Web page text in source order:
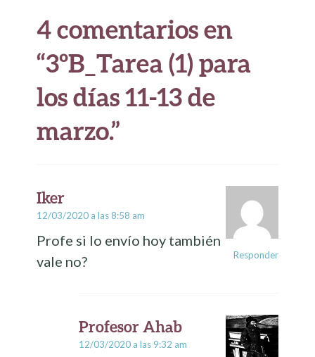
4 comentarios en
“3ºB_Tarea (1) para
los días 11-13 de
marzo.”
Iker
12/03/2020 a las 8:58 am
Profe si lo envío hoy también
vale no?
Responder
Profesor Ahab
12/03/2020 a las 9:32 am